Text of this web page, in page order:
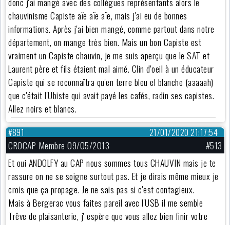
chauvinisme Capiste aïe aïe aïe, mais j'ai eu de bonnes
informations. Après j'ai bien mangé, comme partout dans notre
département, on mange très bien. Mais un bon Capiste est
vraiment un Capiste chauvin, je me suis aperçu que le SAT et
Laurent père et fils étaient mal aimé. Clin d'oeil à un éducateur
Capiste qui se reconnaîtra qu'en terre bleu el blanche (aaaaah)
que c'était l'Ubiste qui avait payé les cafés, radin ses capistes.
Allez noirs et blancs.
21/01/2020 21:17:54
#891
CROCAP Membre 09/05/2013
#513
Et oui ANDOLFY au CAP nous sommes tous CHAUVIN mais je te
rassure on ne se soigne surtout pas. Et je dirais même mieux je
crois que ça propage. Je ne sais pas si c'est contagieux.
Mais à Bergerac vous faites pareil avec l'USB il me semble
Trêve de plaisanterie, j' espère que vous allez bien finir votre